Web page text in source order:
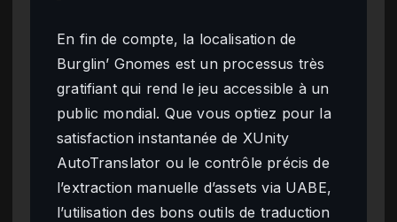
En fin de compte, la localisation de
Burglin’ Gnomes est un processus très
gratifiant qui rend le jeu accessible à un
public mondial. Que vous optiez pour la
satisfaction instantanée de XUnity
AutoTranslator ou le contrôle précis de
l’extraction manuelle d’assets via UABE,
l’utilisation des bons outils de traduction